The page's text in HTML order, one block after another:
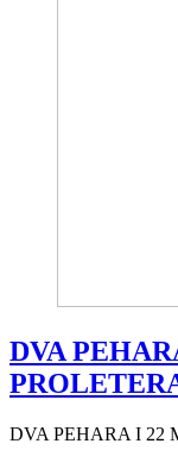
DVA
DVA PEHARA I 22